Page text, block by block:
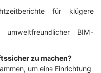
für klügere
umweltfreundlicher BIM-
zu machen?
um eine Einrichtung